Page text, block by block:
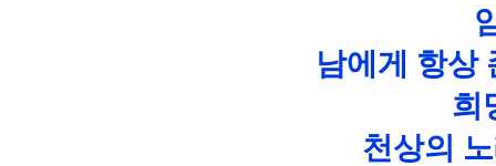
남에게 항상
희
천상의